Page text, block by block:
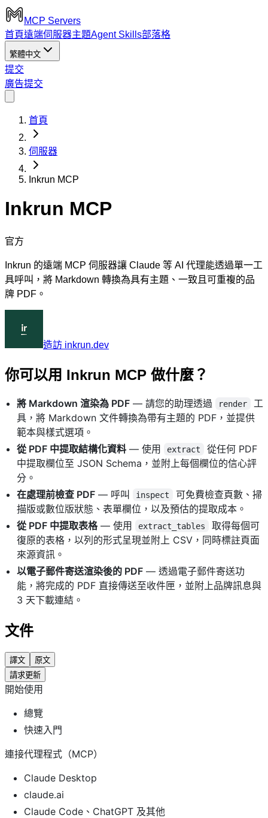
MCP Servers
首頁遠端伺服器主題Agent Skills部落格
繁體中文
提交
廣告提交
首頁
伺服器
Inkrun MCP
Inkrun MCP
官方
Inkrun 的遠端 MCP 伺服器讓 Claude 等 AI 代理能透過單一工
具呼叫，將 Markdown 轉換為具有主題、一致且可重複的品
牌 PDF。
造訪 inkrun.dev
你可以用 Inkrun MCP 做什麼？
將 Markdown 渲染為 PDF — 請您的助理透過 render
工
具，將 Markdown 文件轉換為帶有主題的 PDF，並提供
範本與樣式選項。
從 PDF 中提取結構化資料 — 使用 extract
從任何 PDF
中提取欄位至 JSON Schema，並附上每個欄位的信心評
分。
在處理前檢查 PDF — 呼叫 inspect
可免費檢查頁數、掃
描版或數位版狀態、表單欄位，以及預估的提取成本。
從 PDF 中提取表格— 使用 extract_tables
取得每個可
復原的表格，以列的形式呈現並附上 CSV，同時標註頁面
來源資訊。
以電子郵件寄送渲染後的 PDF — 透過電子郵件寄送功
能，將完成的 PDF 直接傳送至收件匣，並附上品牌訊息與
3 天下載連結。
文件
譯文
原文
請求更新
開始使用
總覽
快速入門
連接代理程式（MCP）
Claude Desktop
claude.ai
Claude Code、ChatGPT 及其他